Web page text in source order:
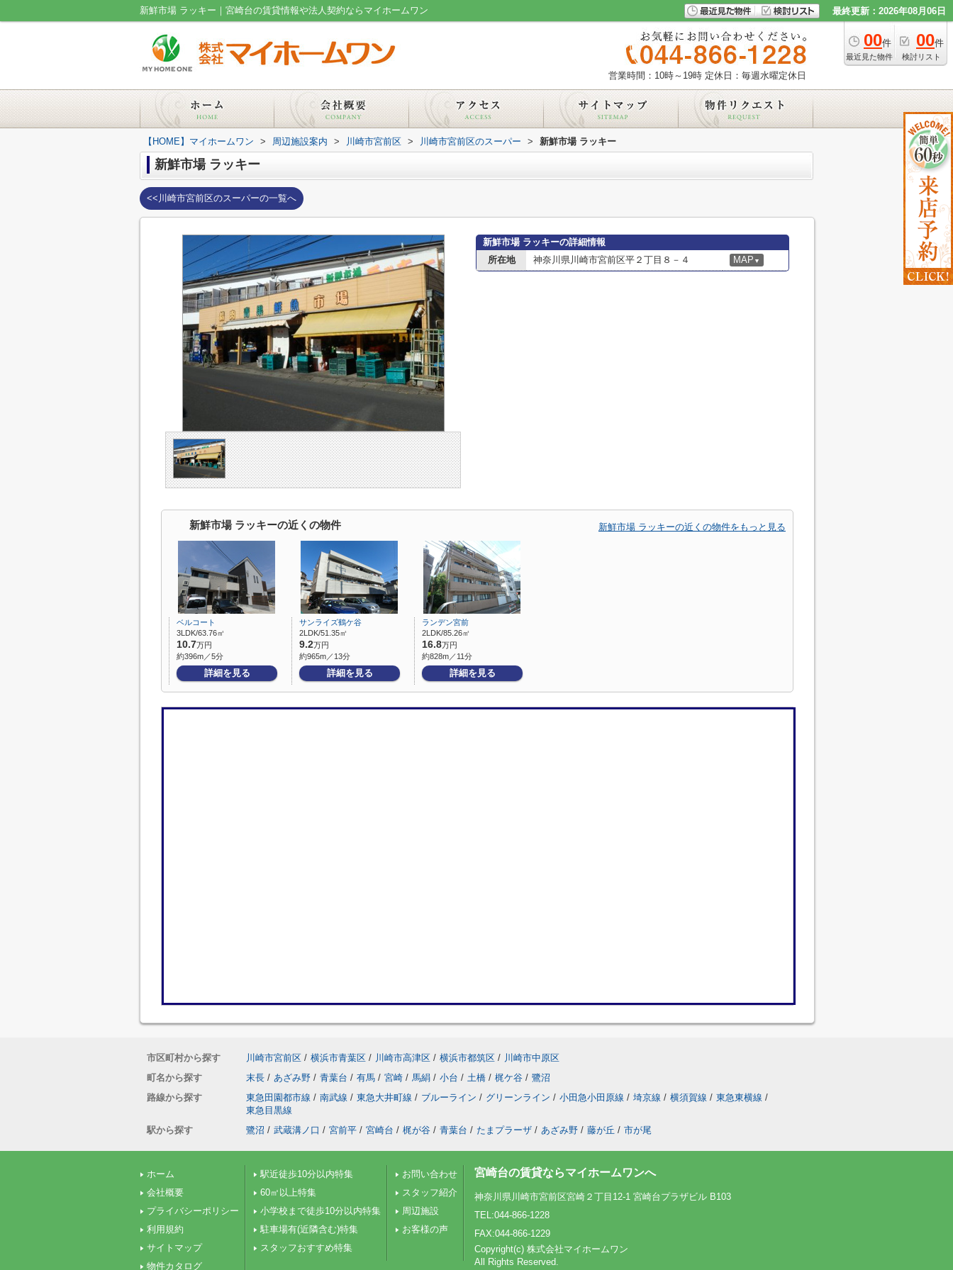
新鮮市場 ラッキー｜宮崎台の賃貸情報や法人契約ならマイホームワン 最終更新：2026年08月06日
00件
最近見た物件
00件
検討リスト
営業時間：10時～19時 定休日：毎週水曜定休日
【HOME】マイホームワン > 周辺施設案内 > 川崎市宮前区 > 川崎市宮前区のスーパー > 新鮮市場 ラッキー
新鮮市場 ラッキー
<<川崎市宮前区のスーパーの一覧へ
新鮮市場 ラッキーの詳細情報
所在地
神奈川県川崎市宮前区平２丁目８－４ MAP ▼
新鮮市場 ラッキーの近くの物件 新鮮市場 ラッキーの近くの物件をもっと見る
ベルコート
3LDK/63.76㎡
10.7万円
約396m／5分
詳細を見る
サンライズ鶴ケ谷
2LDK/51.35㎡
9.2万円
約965m／13分
詳細を見る
ランデン宮前
2LDK/85.26㎡
16.8万円
約828m／11分
詳細を見る
市区町村から探す 川崎市宮前区 / 横浜市青葉区 / 川崎市高津区 / 横浜市都筑区 / 川崎市中原区
町名から探す
末長 / あざみ野 / 青葉台 / 有馬 / 宮崎 / 馬絹 / 小台 / 土橋 / 梶ケ谷 / 鷺沼
路線から探す
東急田園都市線 / 南武線 / 東急大井町線 / ブルーライン / グリーンライン / 小田急小田原線 / 埼京線 / 横須賀線 / 東急東横線 /
東急目黒線
駅から探す
鷺沼 / 武蔵溝ノ口 / 宮前平 / 宮崎台 / 梶が谷 / 青葉台 / たまプラーザ / あざみ野 / 藤が丘 / 市が尾
ホーム
会社概要
プライバシーポリシー
利用規約
サイトマップ
物件カタログ
駅近徒歩10分以内特集
60㎡以上特集
小学校まで徒歩10分以内特集
駐車場有(近隣含む)特集
スタッフおすすめ特集
お問い合わせ
スタッフ紹介
周辺施設
お客様の声
宮崎台の賃貸ならマイホームワンへ
神奈川県川崎市宮前区宮崎２丁目12-1 宮崎台プラザビル B103
TEL:044-866-1228
FAX:044-866-1229
Copyright(c) 株式会社マイホームワン
All Rights Reserved.